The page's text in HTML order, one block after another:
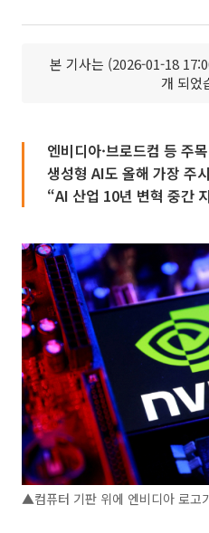
본 기사는 (2026-01-18
개 되었
엔비디아·브로드컴 등 주목
생성형 AI도 올해 가장 주
“AI 산업 10년 변혁 중간
▲컴퓨터 기판 위에 엔비디아 로고